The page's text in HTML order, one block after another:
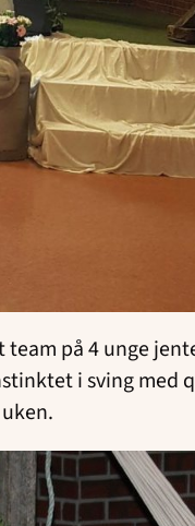
team på 4 unge
i sving